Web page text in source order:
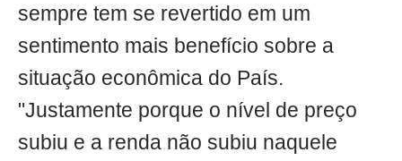
sempre tem se revertido em um
sentimento mais benefício sobre a
situação econômica do País.
"Justamente porque o nível de preço
subiu e a renda não subiu naquele